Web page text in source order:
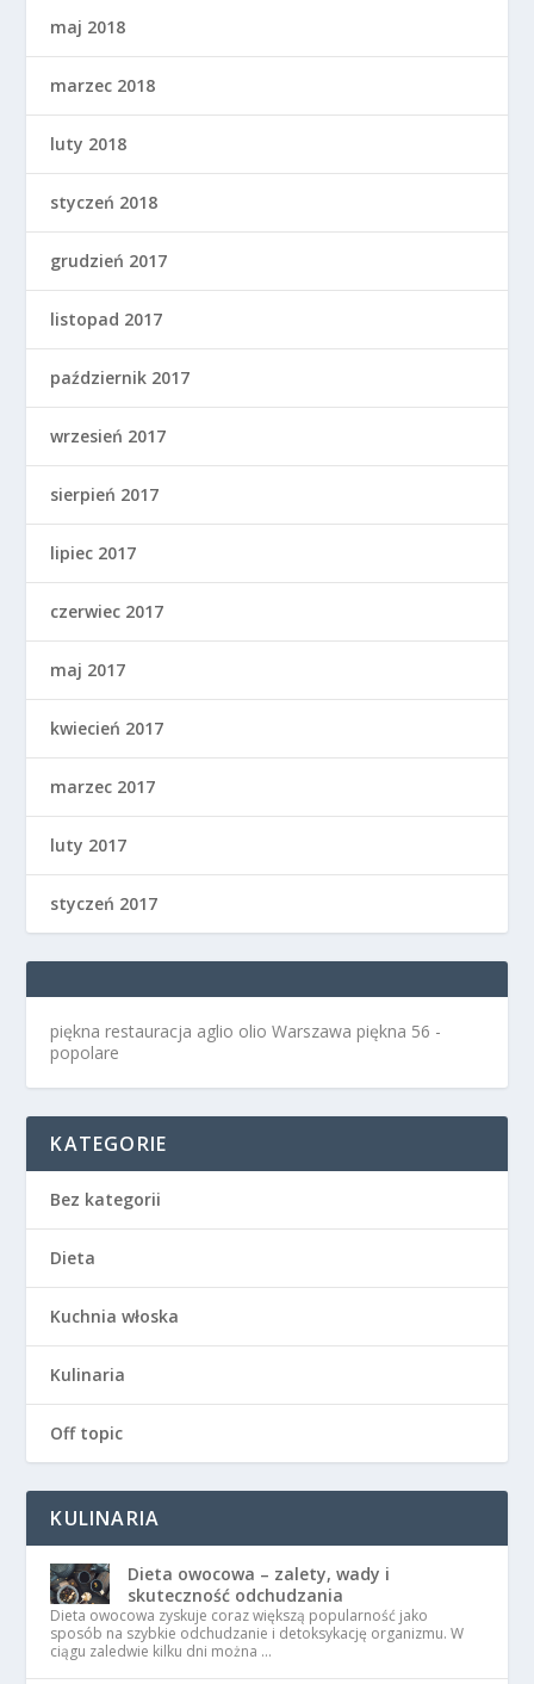
maj 2018
marzec 2018
luty 2018
styczeń 2018
grudzień 2017
listopad 2017
październik 2017
wrzesień 2017
sierpień 2017
lipiec 2017
czerwiec 2017
maj 2017
kwiecień 2017
marzec 2017
luty 2017
styczeń 2017
piękna restauracja aglio olio Warszawa piękna 56 -
popolare
KATEGORIE
Bez kategorii
Dieta
Kuchnia włoska
Kulinaria
Off topic
KULINARIA
Dieta owocowa – zalety, wady i
skuteczność odchudzania
Dieta owocowa zyskuje coraz większą popularność jako
sposób na szybkie odchudzanie i detoksykację organizmu. W
ciągu zaledwie kilku dni można …